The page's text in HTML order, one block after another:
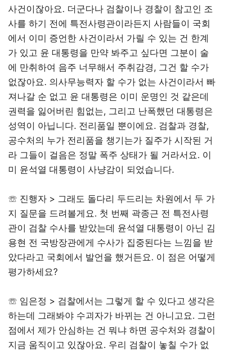
사건이잖아요. 더군다나 검찰이나 경찰이 참고인 조
사를 하기 전에 특전사령관이라든지 사람들이 국회
에서 이미 증언한 사건이라서 가릴 수 있는 건 한계
가 있고 윤 대통령을 만약 봐주고 싶다면 그분이 술
에 만취하여 음주 너무해서 주취감경, 그건 할 수가
없잖아요. 의사무능력자 할 수가 없는 사건이라서 빠
져나갈 순 없고 윤 대통령은 이미 운명인 것 같은데
권력을 잃어버린 힘없는, 그리고 난폭했던 대통령은
성역이 아닙니다. 전리품일 뿐이에요. 검찰과 경찰,
공수처의 누가 전리품을 챙기는가 질주가 시작된 거
라 그들이 걸음은 정말 폭주 상태가 될 거라서요. 이
미 윤석열 대통령이 사냥감이 되었습니다.
☏ 진행자 > 그래도 돌다리 두드리는 차원에서 두 가
지 질문을 드려볼게요. 첫 번째 곽종근 전 특전사령
관이 검찰 수사를 받았는데 윤석열 대통령이 아닌 김
용현 전 국방장관에게 수사가 집중된다는 느낌을 받
았다라고 국회에서 발언을 했거든요. 이 점은 어떻게
평가하세요?
☏ 임은정 > 검찰에서는 그렇게 할 수 있다고 생각은
하는데 그래봐야 수괴자가 바뀌는 건 아니고요. 그런
점에서 제가 안심하는 건 뭐냐 하면 공수처와 경찰이
지금 움직이고 있잖아요. 우리 검찰이 놓칠 수가 없